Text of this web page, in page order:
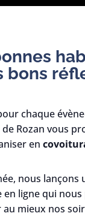
bons
chaque
Rozan vous
en
nous lançons
en ligne qui
au mieux nos